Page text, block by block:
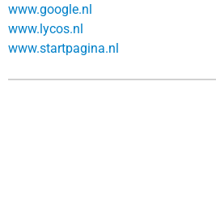
www.google.nl
www.lycos.nl
www.startpagina.nl